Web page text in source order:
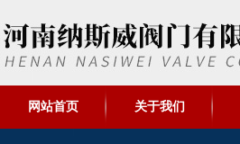
网站首页 关于我们